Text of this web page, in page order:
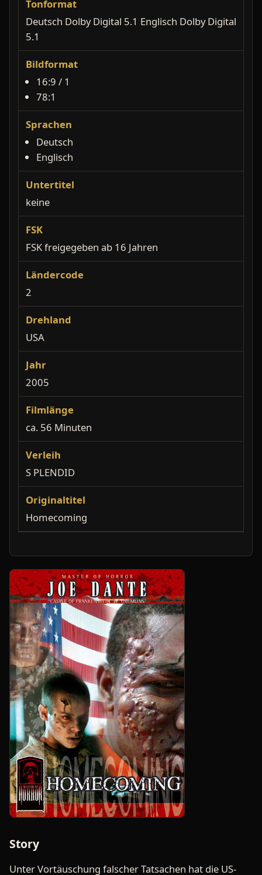
Tonformat
Deutsch Dolby Digital 5.1 Englisch Dolby Digital
5.1
Bildformat
16:9 / 1
78:1
Sprachen
Deutsch
Englisch
Untertitel
keine
FSK
FSK freigegeben ab 16 Jahren
Ländercode
2
Drehland
USA
Jahr
2005
Filmlänge
ca. 56 Minuten
Verleih
S PLENDID
Originaltitel
Homecoming
Story
Unter Vortäuschung falscher Tatsachen hat die US-